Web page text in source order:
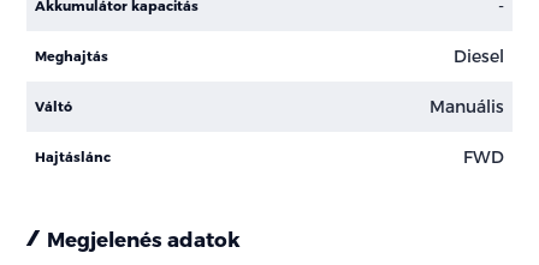
Akkumulátor kapacitás -
Meghajtás Diesel
Váltó Manuális
Hajtáslánc FWD
Megjelenés adatok